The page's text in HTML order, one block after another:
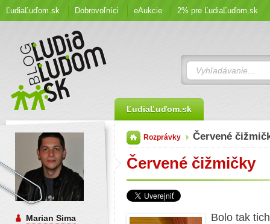
ĽudiaĽuďom.sk Dobrovoľníci eAukcie 2% pre ĽudiaĽuďom.sk
ĽudiaĽuďom.sk
Marian Sima
Rozprávky Červené
Červené čižmičky
Bolo tak